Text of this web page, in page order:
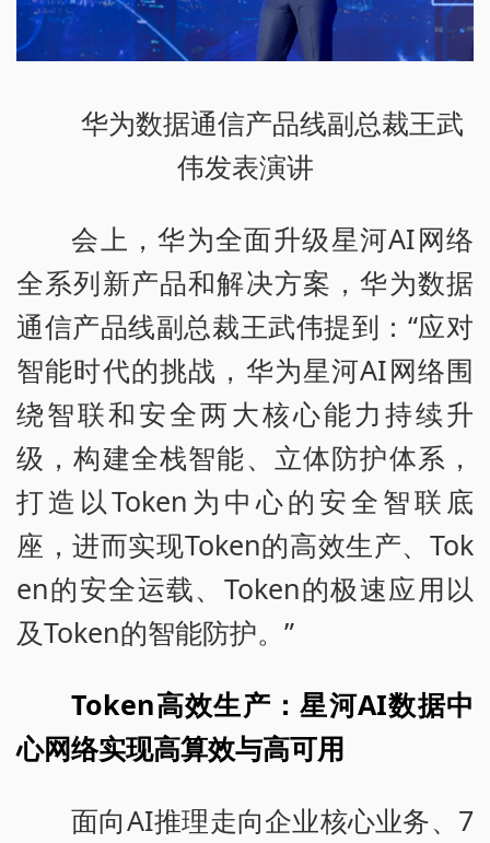
华为数据通信产品线副总裁王武
伟发表演讲
会上，华为全面升级星河AI网络
全系列新产品和解决方案，华为数据
通信产品线副总裁王武伟提到：“应对
智能时代的挑战，华为星河AI网络围
绕智联和安全两大核心能力持续升
级，构建全栈智能、立体防护体系，
打造以Token为中心的安全智联底
座，进而实现Token的高效生产、Tok
en的安全运载、Token的极速应用以
及Token的智能防护。”
Token高效生产：星河AI数据中
心网络实现高算效与高可用
面向AI推理走向企业核心业务、7